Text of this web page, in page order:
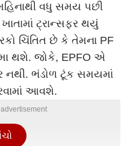
વધુ સમય પછી
ટ્રાન્સફર થયું
ચિંતિત છે કે તેમના PF
થશે. જોકે, EPFO ​​એ
નથી. ભંડોળ ટૂંક સમયમાં
આવશે.